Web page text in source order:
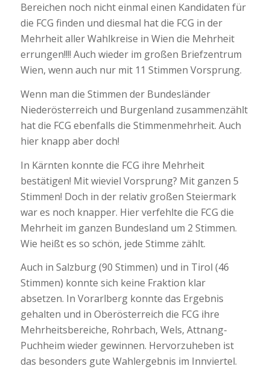
Bereichen noch nicht einmal einen Kandidaten für
die FCG finden und diesmal hat die FCG in der
Mehrheit aller Wahlkreise in Wien die Mehrheit
errungen!!!! Auch wieder im großen Briefzentrum
Wien, wenn auch nur mit 11 Stimmen Vorsprung.
Wenn man die Stimmen der Bundesländer
Niederösterreich und Burgenland zusammenzählt
hat die FCG ebenfalls die Stimmenmehrheit. Auch
hier knapp aber doch!
In Kärnten konnte die FCG ihre Mehrheit
bestätigen! Mit wieviel Vorsprung? Mit ganzen 5
Stimmen! Doch in der relativ großen Steiermark
war es noch knapper. Hier verfehlte die FCG die
Mehrheit im ganzen Bundesland um 2 Stimmen.
Wie heißt es so schön, jede Stimme zählt.
Auch in Salzburg (90 Stimmen) und in Tirol (46
Stimmen) konnte sich keine Fraktion klar
absetzen. In Vorarlberg konnte das Ergebnis
gehalten und in Oberösterreich die FCG ihre
Mehrheitsbereiche, Rohrbach, Wels, Attnang-
Puchheim wieder gewinnen. Hervorzuheben ist
das besonders gute Wahlergebnis im Innviertel.